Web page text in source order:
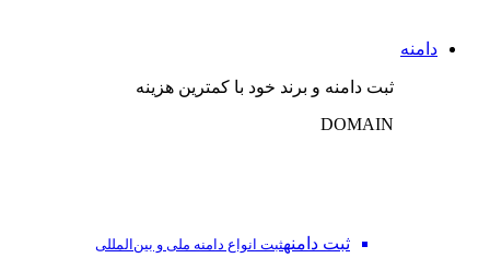
دامنه
ثبت دامنه و برند خود با کمترین هزینه
DOMAIN
ثبت دامنهثبت انواع دامنه ملی و بین‌المللی